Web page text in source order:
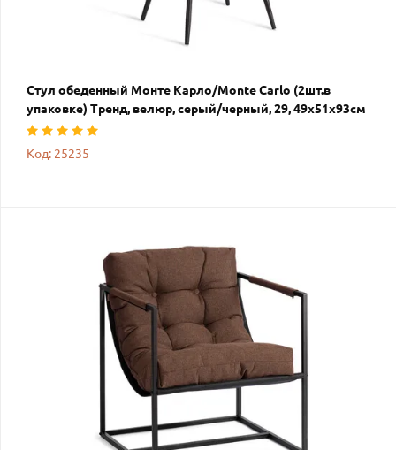
Стул обеденный Монте Карло/Monte Carlo (2шт.в
упаковке) Тренд, велюр, серый/черный, 29, 49х51х93см
Код: 25235